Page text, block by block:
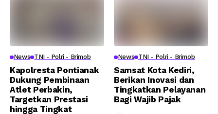
News TNI - Polri - Brimob
Kapolresta Pontianak
Dukung Pembinaan
Atlet Perbakin,
Targetkan Prestasi
hingga Tingkat
News TNI - Polri - Brimob
Samsat Kota Kediri,
Berikan Inovasi dan
Tingkatkan Pelayanan
Bagi Wajib Pajak